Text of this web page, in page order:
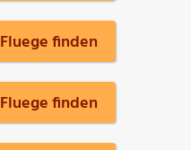
Fluege finden
Fluege finden